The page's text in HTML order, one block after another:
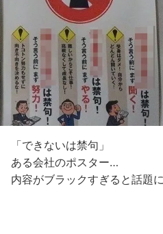
「できないは禁句」
ある会社のポスター…
内容がブラックすぎると話題